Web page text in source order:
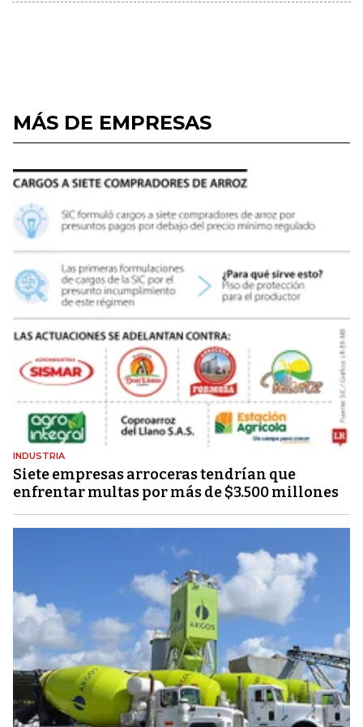
MÁS DE EMPRESAS
INDUSTRIA
Siete empresas arroceras tendrían que
enfrentar multas por más de $3.500 millones